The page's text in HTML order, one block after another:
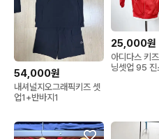
54,000원
내셔널지오그래픽키즈 셋
업1+반바지1
25,000원
아디다스 키
닝셋업 95 진